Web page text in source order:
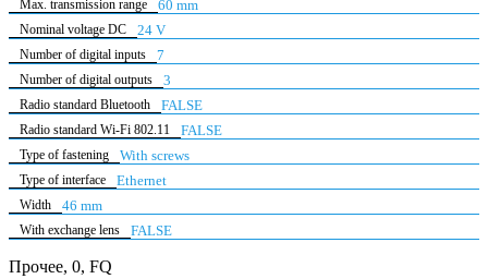
Max. transmission range 60 mm
Nominal voltage DC 24 V
Number of digital inputs 7
Number of digital outputs 3
Radio standard Bluetooth FALSE
Radio standard Wi-Fi 802.11 FALSE
Type of fastening With screws
Type of interface Ethernet
Width 46 mm
With exchange lens FALSE
Прочее, 0, FQ